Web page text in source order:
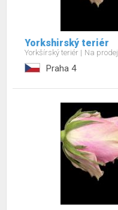
Yorkshirský teriér
Yorkšírský teriér Na prodej
Praha 4